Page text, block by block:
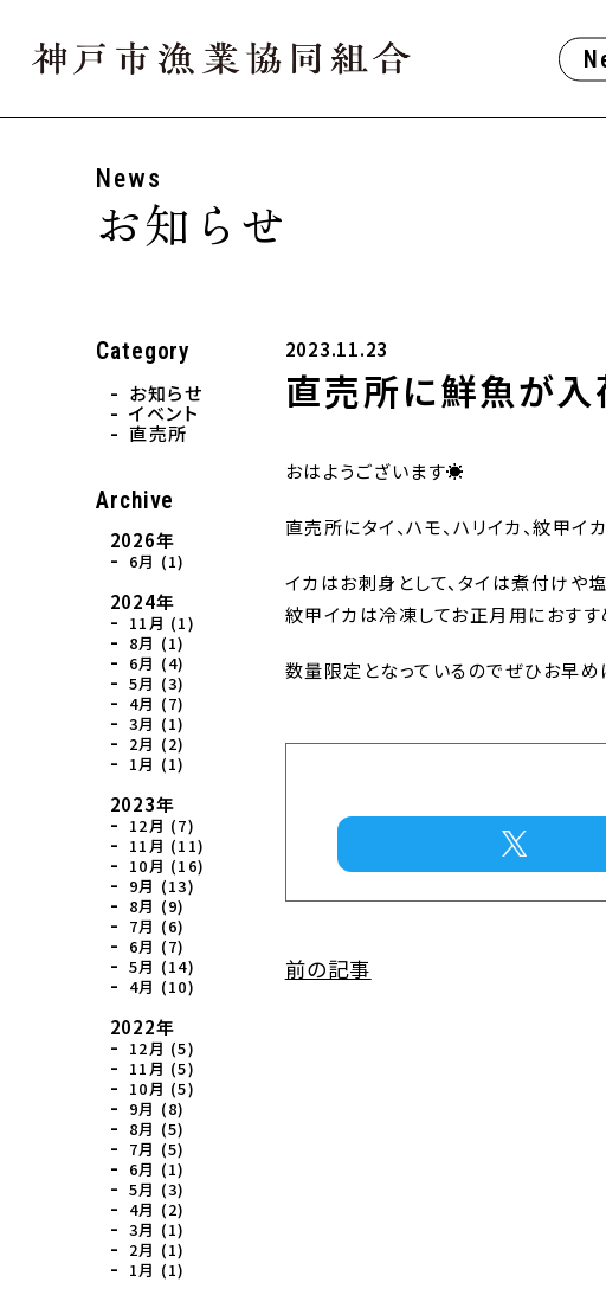
2026.06.26 6/27（土）台風の為、土曜市中止
News
お知らせ
2023.11.23
直売所に鮮魚が入
おはようございます☀
直売所にタイ、ハモ、ハリイカ、紋甲イ
イカはお刺身として、タイは煮付けや
紋甲イカは冷凍してお正月用におすす
数量限定となっているのでぜひお早め
前の記事
Category
お知らせ
イベント
直売所
Archive
2026年
6月 (1)
2024年
11月 (1)
8月 (1)
6月 (4)
5月 (3)
4月 (7)
3月 (1)
2月 (2)
1月 (1)
2023年
12月 (7)
11月 (11)
10月 (16)
9月 (13)
8月 (9)
7月 (6)
6月 (7)
5月 (14)
4月 (10)
2022年
12月 (5)
11月 (5)
10月 (5)
9月 (8)
8月 (5)
7月 (5)
6月 (1)
5月 (3)
4月 (2)
3月 (1)
2月 (1)
1月 (1)